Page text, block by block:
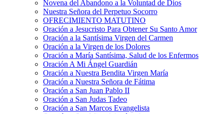
Novena del Abandono a la Voluntad de Dios
Nuestra Señora del Perpetuo Socorro
OFRECIMIENTO MATUTINO
Oración a Jesucristo Para Obtener Su Santo Amor
Oración a la Santísima Virgen del Carmen
Oración a la Virgen de los Dolores
Oración a María Santísima, Salud de los Enfermos
Oración A Mi Ángel Guardián
Oración a Nuestra Bendita Virgen María
Oración a Nuestra Señora de Fátima
Oración a San Juan Pablo II
Oración a San Judas Tadeo
Oración a San Marcos Evangelista